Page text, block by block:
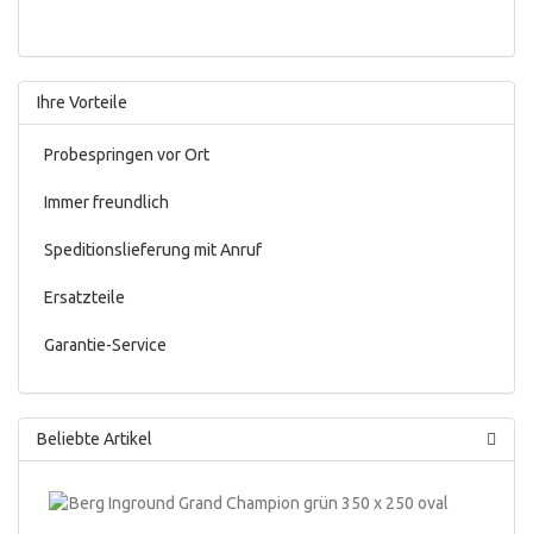
Ihre Vorteile
Probespringen vor Ort
Immer freundlich
Speditionslieferung mit Anruf
Ersatzteile
Garantie-Service
Beliebte Artikel